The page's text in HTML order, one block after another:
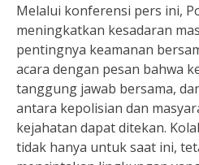
Melalui konferensi pers ini,
meningkatkan kesadaran
pentingnya keamanan
acara dengan pesan bahwa
tanggung jawab bersama,
antara kepolisian dan
kejahatan dapat ditekan.
tidak hanya untuk saat ini,